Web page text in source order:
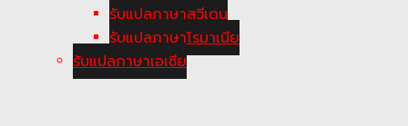
รับแปลภาษาสวีเดน
รับแปลภาษาโรมาเนีย
รับแปลภาษาเอเซีย